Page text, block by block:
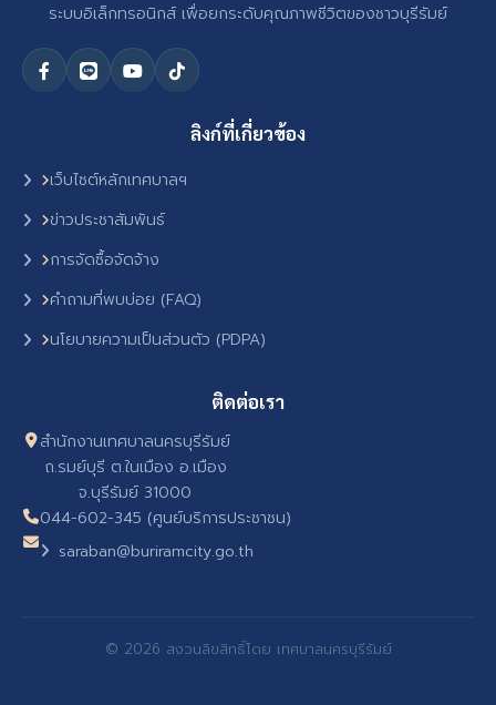
ระบบอิเล็กทรอนิกส์ เพื่อยกระดับคุณภาพชีวิตของชาวบุรีรัมย์
ลิงก์ที่เกี่ยวข้อง
เว็บไซต์หลักเทศบาลฯ
ข่าวประชาสัมพันธ์
การจัดซื้อจัดจ้าง
คำถามที่พบบ่อย (FAQ)
นโยบายความเป็นส่วนตัว (PDPA)
ติดต่อเรา
สำนักงานเทศบาลนครบุรีรัมย์
ถ.รมย์บุรี ต.ในเมือง อ.เมือง
จ.บุรีรัมย์ 31000
044-602-345 (ศูนย์บริการประชาชน)
saraban@buriramcity.go.th
© 2026 สงวนลิขสิทธิ์โดย เทศบาลนครบุรีรัมย์